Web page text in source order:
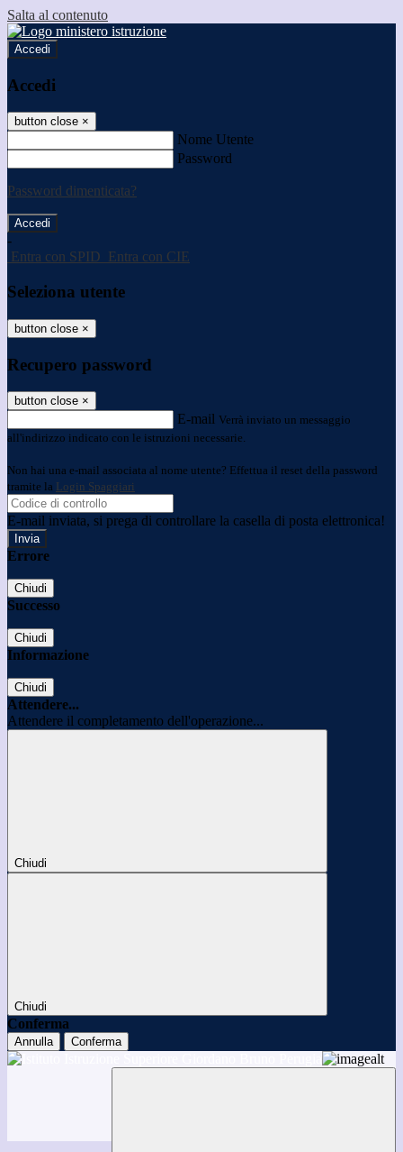
Salta al contenuto
Accedi
Accedi
button close ×
Nome Utente
Password
Password dimenticata?
-
Entra con SPID Entra con CIE
Seleziona utente
button close ×
Recupero password
button close ×
E-mail Verrà inviato un messaggio
all'indirizzo indicato con le istruzioni necessarie.
Non hai una e-mail associata al nome utente? Effettua il reset della password
tramite la Login Spaggiari
E-mail inviata, si prega di controllare la casella di posta elettronica!
Errore
Chiudi
Successo
Chiudi
Informazione
Chiudi
Attendere...
Attendere il completamento dell'operazione...
Chiudi
Chiudi
Conferma
Annulla Conferma